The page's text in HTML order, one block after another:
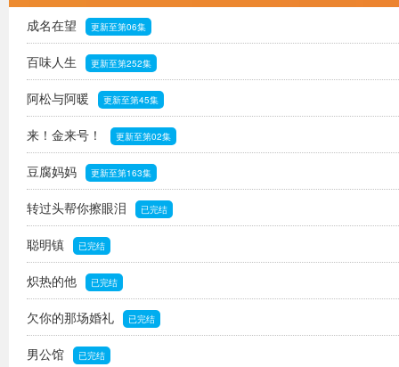
成名在望 更新至第06集
百味人生 更新至第252集
阿松与阿暖 更新至第45集
来！金来号！ 更新至第02集
豆腐妈妈 更新至第163集
转过头帮你擦眼泪 已完结
聪明镇 已完结
炽热的他 已完结
欠你的那场婚礼 已完结
男公馆 已完结